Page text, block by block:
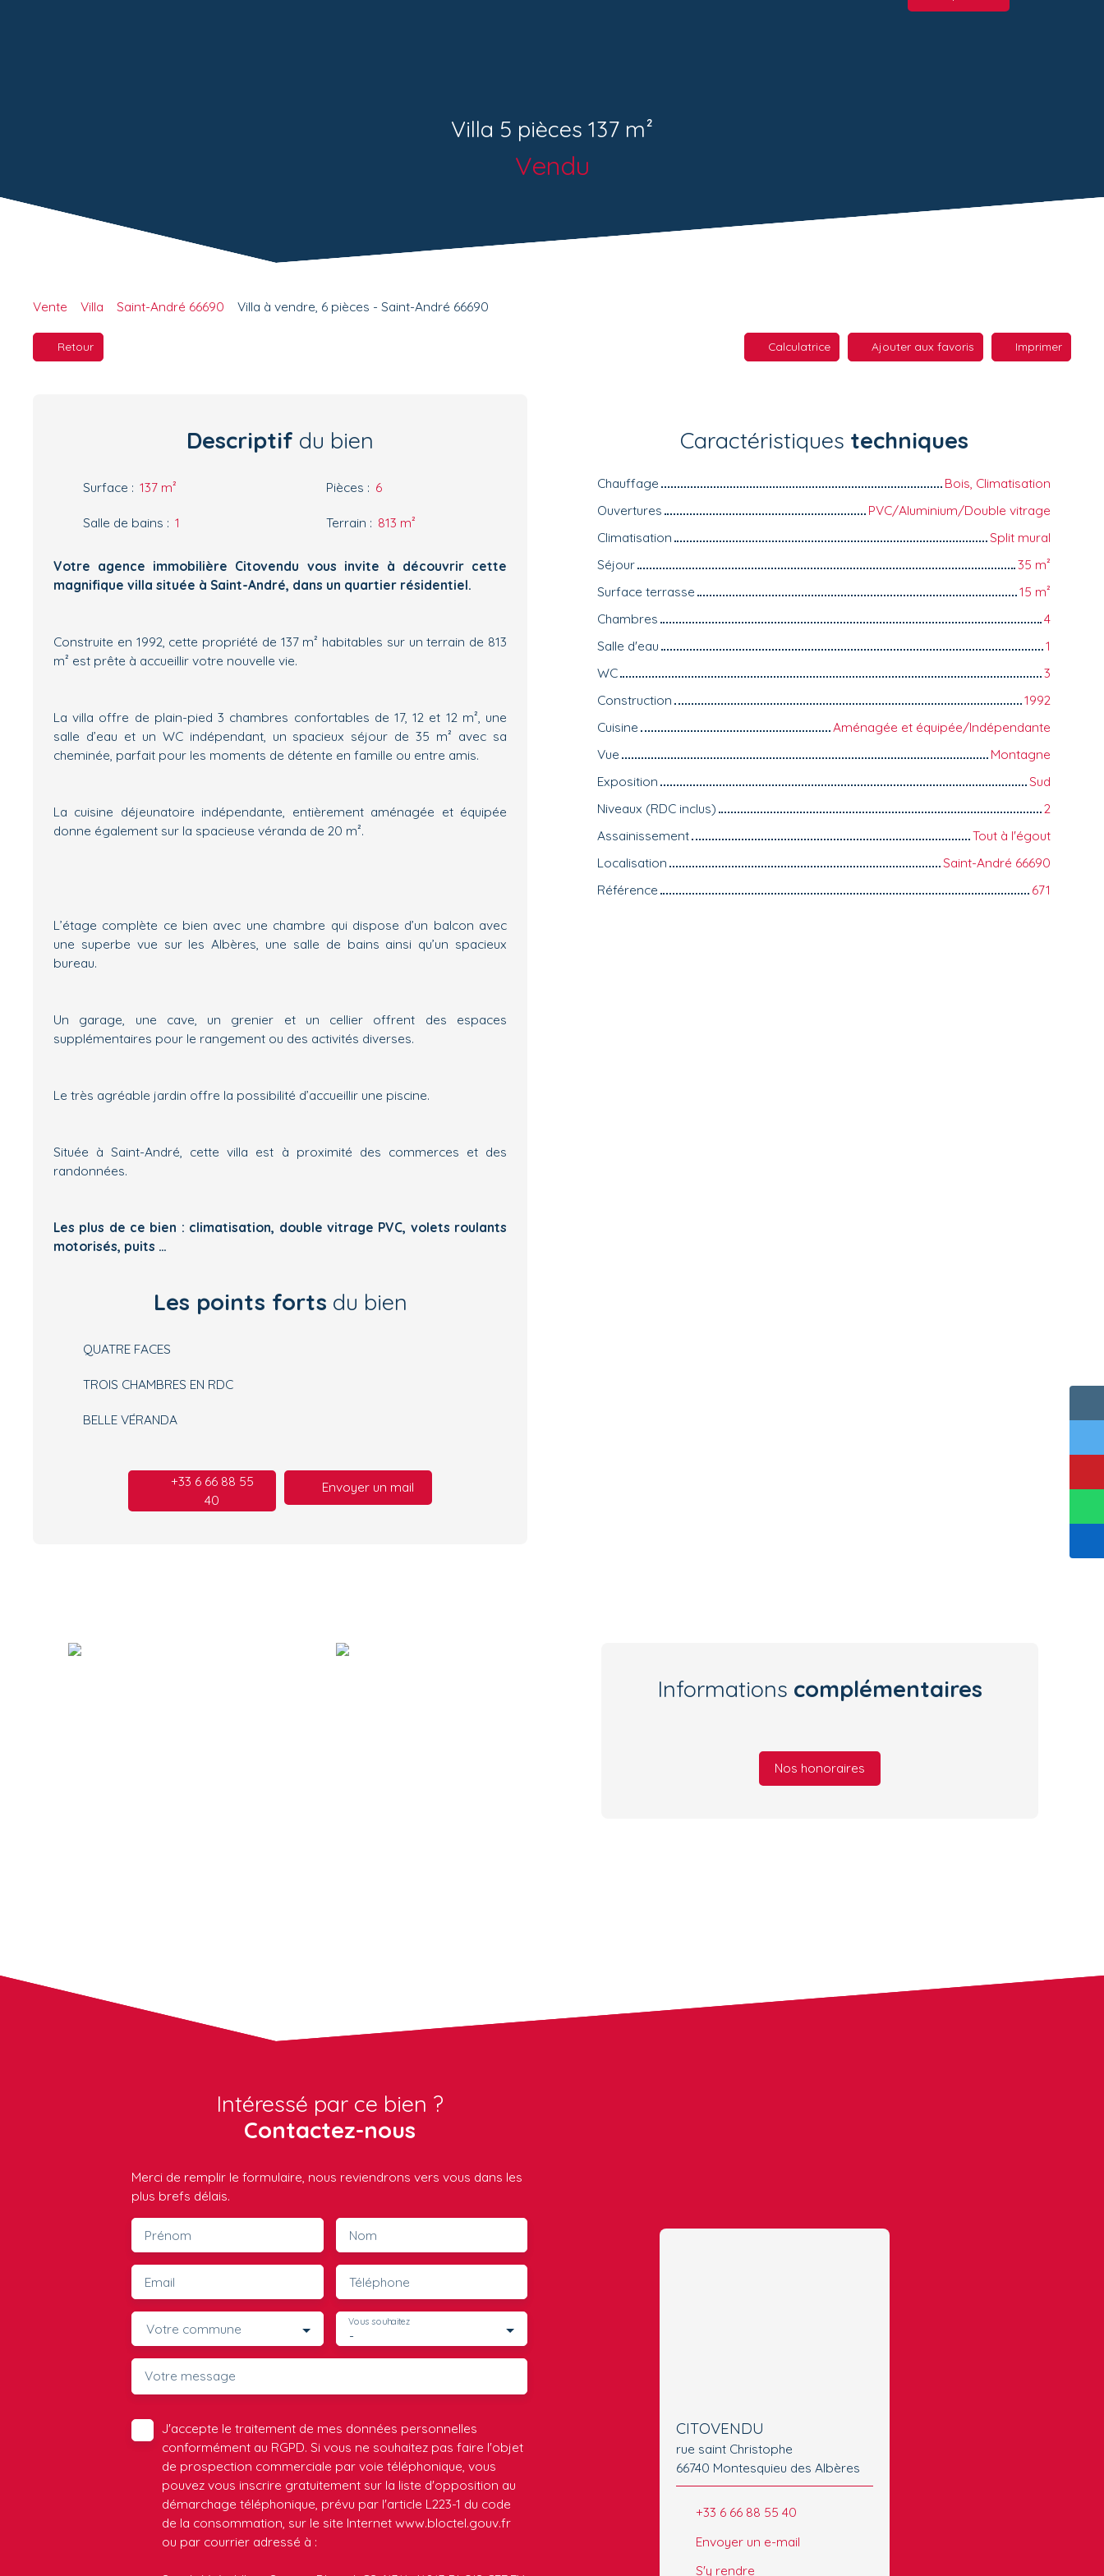
Villa 5 pièces 137 m²
Vendu
Vente Villa Saint-André 66690 Villa à vendre, 6 pièces - Saint-André 66690
Retour Calculatrice Ajouter aux favoris Imprimer
Descriptif du bien
Surface : 137 m² Pièces : 6
Salle de bains : 1 Terrain : 813 m²
Votre agence immobilière Citovendu vous invite à découvrir cette
magnifique villa située à Saint-André, dans un quartier résidentiel.
Construite en 1992, cette propriété de 137 m² habitables sur un terrain de 813
m² est prête à accueillir votre nouvelle vie.
La villa offre de plain-pied 3 chambres confortables de 17, 12 et 12 m², une
salle d’eau et un WC indépendant, un spacieux séjour de 35 m² avec sa
cheminée, parfait pour les moments de détente en famille ou entre amis.
La cuisine déjeunatoire indépendante, entièrement aménagée et équipée
donne également sur la spacieuse véranda de 20 m².
L’étage complète ce bien avec une chambre qui dispose d’un balcon avec
une superbe vue sur les Albères, une salle de bains ainsi qu’un spacieux
bureau.
Un garage, une cave, un grenier et un cellier offrent des espaces
supplémentaires pour le rangement ou des activités diverses.
Le très agréable jardin offre la possibilité d’accueillir une piscine.
Située à Saint-André, cette villa est à proximité des commerces et des
randonnées.
Les plus de ce bien : climatisation, double vitrage PVC, volets roulants
motorisés, puits …
Les points forts du bien
QUATRE FACES
TROIS CHAMBRES EN RDC
BELLE VÉRANDA
+33 6 66 88 55
40
Envoyer un mail
Caractéristiques techniques
Chauffage
Bois, Climatisation
Ouvertures
PVC/Aluminium/Double vitrage
Climatisation
Split mural
Séjour
35 m²
Surface terrasse
15 m²
Chambres
4
Salle d'eau
1
WC
3
Construction
1992
Cuisine
Aménagée et équipée/Indépendante
Vue
Montagne
Exposition
Sud
Niveaux (RDC inclus)
2
Assainissement
Tout à l'égout
Localisation
Saint-André 66690
Référence
671
Informations complémentaires
Nos honoraires
Intéressé par ce bien ?
Contactez-nous
Merci de remplir le formulaire, nous reviendrons vers vous dans les
plus brefs délais.
Prénom Nom
Email Téléphone
Votre commune -
Vous souhaitez
Votre message
J'accepte le traitement de mes données personnelles
conformément au RGPD. Si vous ne souhaitez pas faire l'objet
de prospection commerciale par voie téléphonique, vous
pouvez vous inscrire gratuitement sur la liste d'opposition au
démarchage téléphonique, prévu par l'article L223-1 du code
de la consommation, sur le site Internet www.bloctel.gouv.fr
ou par courrier adressé à :
CITOVENDU
rue saint Christophe
66740 Montesquieu des Albères
+33 6 66 88 55 40
Envoyer un e-mail
S'y rendre